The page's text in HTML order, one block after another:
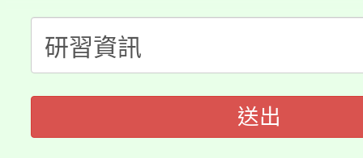
半價優惠，詳情可洽有
者。
份教師增能研習
大溪自造教育及科技中
份教師研習
淨零綠生活教案入校路
會
115年食農教育專業人
程
送出